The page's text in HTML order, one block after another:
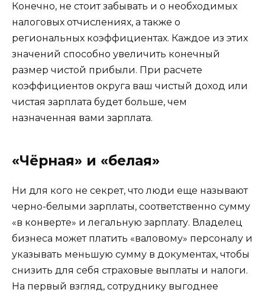
Конечно, не стоит забывать и о необходимых
налоговых отчислениях, а также о
региональных коэффициентах. Каждое из этих
значений способно увеличить конечный
размер чистой прибыли. При расчете
коэффициентов округа ваш чистый доход или
чистая зарплата будет больше, чем
назначенная вами зарплата.
«Чёрная» и «белая»
Ни для кого не секрет, что люди еще называют
черно-белыми зарплаты, соответственно сумму
«в конверте» и легальную зарплату. Владелец
бизнеса может платить «валовому» персоналу и
указывать меньшую сумму в документах, чтобы
снизить для себя страховые выплаты и налоги.
На первый взгляд, сотруднику выгоднее